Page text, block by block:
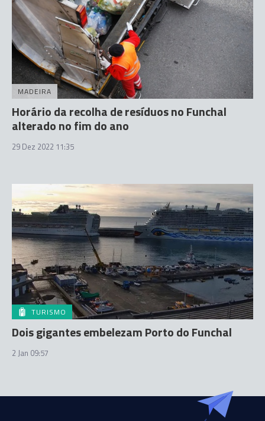
MADEIRA
Horário da recolha de resíduos no Funchal
alterado no fim do ano
29 Dez 2022 11:35
TURISMO
Dois gigantes embelezam Porto do Funchal
2 Jan 09:57